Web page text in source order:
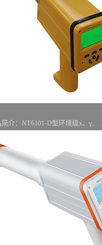
介：NT6101-D型环境级x、γ...